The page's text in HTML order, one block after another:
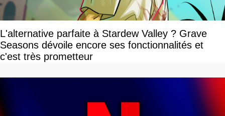
L'alternative parfaite à Stardew Valley ? Grave
Seasons dévoile encore ses fonctionnalités et
c'est très prometteur